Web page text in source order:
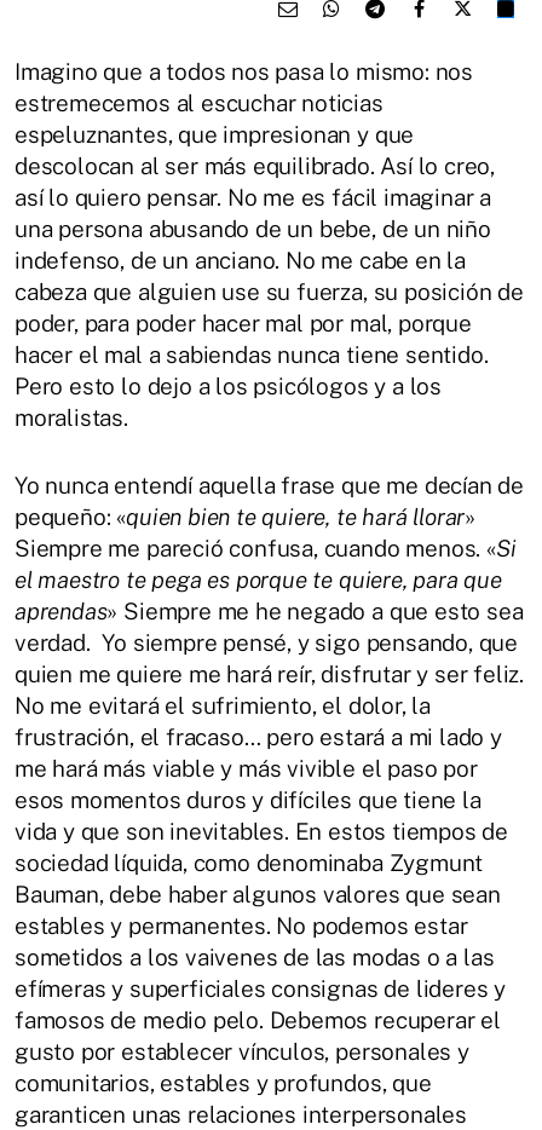
Imagino que a todos nos pasa lo mismo: nos
estremecemos al escuchar noticias
espeluznantes, que impresionan y que
descolocan al ser más equilibrado. Así lo creo,
así lo quiero pensar. No me es fácil imaginar a
una persona abusando de un bebe, de un niño
indefenso, de un anciano. No me cabe en la
cabeza que alguien use su fuerza, su posición de
poder, para poder hacer mal por mal, porque
hacer el mal a sabiendas nunca tiene sentido.
Pero esto lo dejo a los psicólogos y a los
moralistas.
Yo nunca entendí aquella frase que me decían de
pequeño: «quien bien te quiere, te hará llorar»
Siempre me pareció confusa, cuando menos. «Si
el maestro te pega es porque te quiere, para que
aprendas» Siempre me he negado a que esto sea
verdad. Yo siempre pensé, y sigo pensando, que
quien me quiere me hará reír, disfrutar y ser feliz.
No me evitará el sufrimiento, el dolor, la
frustración, el fracaso… pero estará a mi lado y
me hará más viable y más vivible el paso por
esos momentos duros y difíciles que tiene la
vida y que son inevitables. En estos tiempos de
sociedad líquida, como denominaba Zygmunt
Bauman, debe haber algunos valores que sean
estables y permanentes. No podemos estar
sometidos a los vaivenes de las modas o a las
efímeras y superficiales consignas de lideres y
famosos de medio pelo. Debemos recuperar el
gusto por establecer vínculos, personales y
comunitarios, estables y profundos, que
garanticen unas relaciones interpersonales